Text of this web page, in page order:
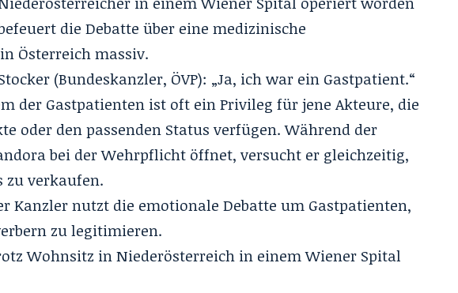
die Debatte über einemedizinische
in Österreich massiv.
(Bundeskanzler, ÖVP): „Ja, ich war ein Gastpatient.“
der Gastpatienten ist oft ein Privileg für jene Akteure, die
oder den passenden Status verfügen. Während der
bei der Wehrpflicht öffnet, versucht er gleichzeitig,
zu verkaufen.
Kanzler nutzt die emotionaleDebatte um Gastpatienten,
zu legitimieren.
Wohnsitz in Niederösterreich in einem Wiener Spital